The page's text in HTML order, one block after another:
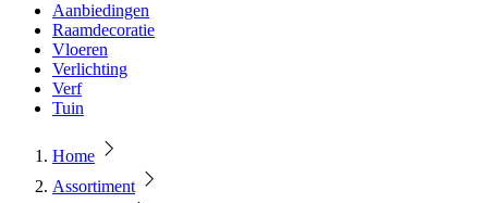
Aanbiedingen
Raamdecoratie
Vloeren
Verlichting
Verf
Tuin
Home
Assortiment